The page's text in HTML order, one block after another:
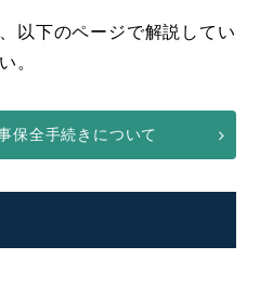
以下のページで解説してい
。
保全手続きについて